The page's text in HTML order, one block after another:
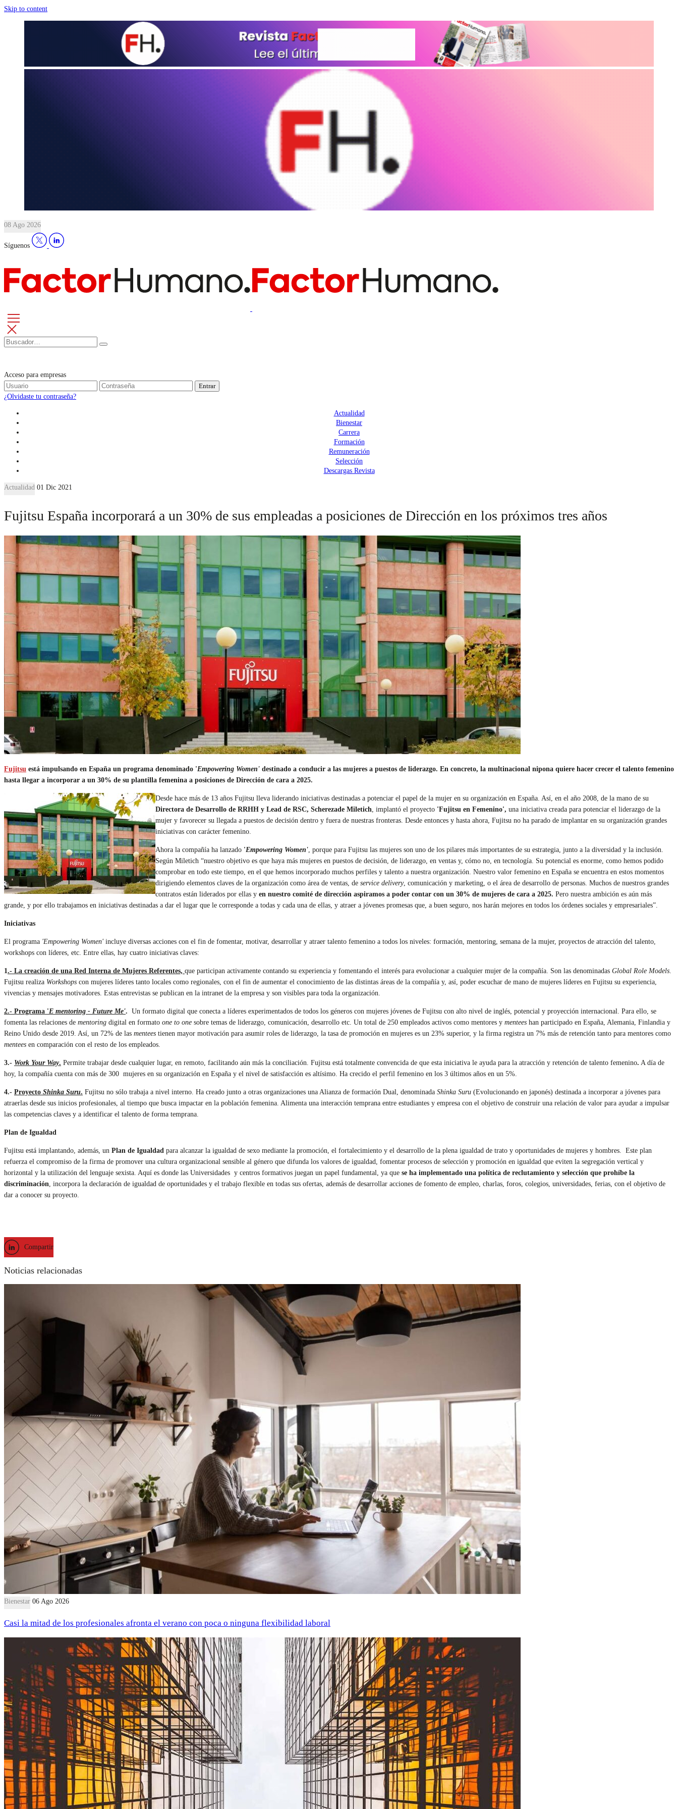
Skip to content
08 Ago 2026
Síguenos
Acceso para empresas
Entrar
¿Olvidaste tu contraseña?
Actualidad
Bienestar
Carrera
Formación
Remuneración
Selección
Descargas Revista
Actualidad 01 Dic 2021
Fujitsu España incorporará a un 30% de sus empleadas a posiciones de Dirección en los próximos tres años
Fujitsu está impulsando en España un programa denominado 'Empowering Women' destinado a conducir a las mujeres a puestos de liderazgo. En concreto, la multinacional nipona quiere hacer crecer el talento femenino
hasta llegar a incorporar a un 30% de su plantilla femenina a posiciones de Dirección de cara a 2025.
Desde hace más de 13 años Fujitsu lleva liderando iniciativas destinadas a potenciar el papel de la mujer en su organización en España. Así, en el año 2008, de la mano de su
Directora de Desarrollo de RRHH y Lead de RSC, Scherezade Miletich , implantó el proyecto 'Fujitsu en Femenino', una iniciativa creada para potenciar el liderazgo de la
mujer y favorecer su llegada a puestos de decisión dentro y fuera de nuestras fronteras. Desde entonces y hasta ahora, Fujitsu no ha parado de implantar en su organización grandes
iniciativas con carácter femenino.
Ahora la compañía ha lanzado 'Empowering Women' , porque para Fujitsu las mujeres son uno de los pilares más importantes de su estrategia, junto a la diversidad y la inclusión.
Según Miletich “nuestro objetivo es que haya más mujeres en puestos de decisión, de liderazgo, en ventas y, cómo no, en tecnología. Su potencial es enorme, como hemos podido
comprobar en todo este tiempo, en el que hemos incorporado muchos perfiles y talento a nuestra organización. Nuestro valor femenino en España se encuentra en estos momentos
dirigiendo elementos claves de la organización como área de ventas, de service delivery, comunicación y marketing, o el área de desarrollo de personas. Muchos de nuestros grandes
contratos están liderados por ellas y en nuestro comité de dirección aspiramos a poder contar con un 30% de mujeres de cara a 2025. Pero nuestra ambición es aún más
grande, y por ello trabajamos en iniciativas destinadas a dar el lugar que le corresponde a todas y cada una de ellas, y atraer a jóvenes promesas que, a buen seguro, nos harán mejores en todos los órdenes sociales y empresariales”.
Iniciativas
El programa 'Empowering Women' incluye diversas acciones con el fin de fomentar, motivar, desarrollar y atraer talento femenino a todos los niveles: formación, mentoring, semana de la mujer, proyectos de atracción del talento,
workshops con líderes, etc. Entre ellas, hay cuatro iniciativas claves:
1 .- La creación de una Red Interna de Mujeres Referentes, que participan activamente contando su experiencia y fomentando el interés para evolucionar a cualquier mujer de la compañía. Son las denominadas Global Role Models
Fujitsu realiza Workshops con mujeres líderes tanto locales como regionales, con el fin de aumentar el conocimiento de las distintas áreas de la compañía y, así, poder escuchar de mano de mujeres líderes en Fujitsu su experiencia,
vivencias y mensajes motivadores. Estas entrevistas se publican en la intranet de la empresa y son visibles para toda la organización.
2.- Programa 'E mentoring - Future Me'. Un formato digital que conecta a líderes experimentados de todos los géneros con mujeres jóvenes de Fujitsu con alto nivel de inglés, potencial y proyección internacional. Para ello, se
fomenta las relaciones de mentoring digital en formato one to one sobre temas de liderazgo, comunicación, desarrollo etc. Un total de 250 empleados activos como mentores y mentees han participado en España, Alemania, Finlandia y
Reino Unido desde 2019. Así, un 72% de las mentees tienen mayor motivación para asumir roles de liderazgo, la tasa de promoción en mujeres es un 23% superior, y la firma registra un 7% más de retención tanto para mentores como
mentees en comparación con el resto de los empleados.
3.- Work Your Way. Permite trabajar desde cualquier lugar, en remoto, facilitando aún más la conciliación. Fujitsu está totalmente convencida de que esta iniciativa le ayuda para la atracción y retención de talento femenino. A día de
hoy, la compañía cuenta con más de 300 mujeres en su organización en España y el nivel de satisfacción es altísimo. Ha crecido el perfil femenino en los 3 últimos años en un 5%.
4.- Proyecto Shinka Suru. Fujitsu no sólo trabaja a nivel interno. Ha creado junto a otras organizaciones una Alianza de formación Dual, denominada Shinka Suru (Evolucionando en japonés) destinada a incorporar a jóvenes para
atraerlas desde sus inicios profesionales, al tiempo que busca impactar en la población femenina. Alimenta una interacción temprana entre estudiantes y empresa con el objetivo de construir una relación de valor para ayudar a impulsar
las competencias claves y a identificar el talento de forma temprana.
Plan de Igualdad
Fujitsu está implantando, además, un Plan de Igualdad para alcanzar la igualdad de sexo mediante la promoción, el fortalecimiento y el desarrollo de la plena igualdad de trato y oportunidades de mujeres y hombres. Este plan
refuerza el compromiso de la firma de promover una cultura organizacional sensible al género que difunda los valores de igualdad, fomentar procesos de selección y promoción en igualdad que eviten la segregación vertical y
horizontal y la utilización del lenguaje sexista. Aquí es donde las Universidades y centros formativos juegan un papel fundamental, ya que se ha implementado una política de reclutamiento y selección que prohíbe la
discriminación , incorpora la declaración de igualdad de oportunidades y el trabajo flexible en todas sus ofertas, además de desarrollar acciones de fomento de empleo, charlas, foros, colegios, universidades, ferias, con el objetivo de
dar a conocer su proyecto.
Compartir
Noticias relacionadas
Bienestar 06 Ago 2026
Casi la mitad de los profesionales afronta el verano con poca o ninguna flexibilidad laboral